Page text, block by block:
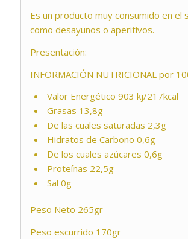
Es un producto muy consumido en el
como desayunos o aperitivos.
Presentación:
INFORMACIÓN NUTRICIONAL por
Valor Energético 903 kj/217kcal
Grasas 13,8g
De las cuales saturadas 2,3g
Hidratos de Carbono 0,6g
De los cuales azúcares 0,6g
Proteínas 22,5g
Sal 0g
Peso Neto 265gr
Peso escurrido 170gr